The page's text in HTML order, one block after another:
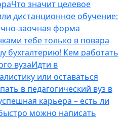
Что значит целевое
дистанционное обучение:
заочная форма
тебе только в повара
бухгалтерию! Кем работать
вузаИдти в
или оставаться
в педагогический вуз в
карьера – есть ли
можно написать